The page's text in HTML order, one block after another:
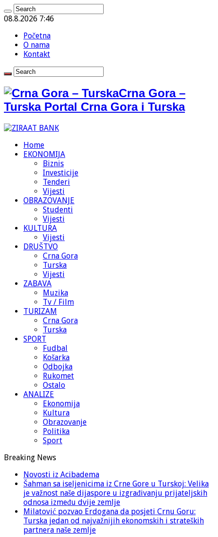
08.8.2026 7:46
Početna
O nama
Kontakt
Crna Gora –
Turska Portal Crna Gora i Turska
Home
EKONOMIJA
Biznis
Investicije
Tenderi
Vijesti
OBRAZOVANJE
Studenti
Vijesti
KULTURA
Vijesti
DRUŠTVO
Crna Gora
Turska
Vijesti
ZABAVA
Muzika
Tv / Film
TURIZAM
Crna Gora
Turska
SPORT
Fudbal
Košarka
Odbojka
Rukomet
Ostalo
ANALIZE
Ekonomija
Kultura
Obrazovanje
Politika
Sport
Breaking News
Novosti iz Acibadema
Šahman sa iseljenicima iz Crne Gore u Turskoj: Velika
je važnost naše dijaspore u izgrađivanju prijateljskih
odnosa između dvije zemlje
Milatović pozvao Erdogana da posjeti Crnu Goru:
Turska jedan od najvažnijih ekonomskih i strateških
partnera naše zemlje